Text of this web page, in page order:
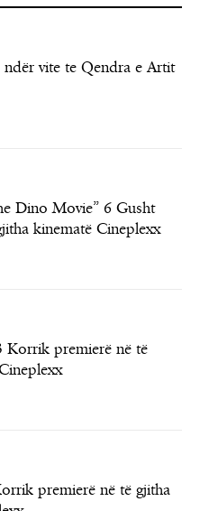
vite te Qendra e Artit
Dino Movie” 6 Gusht
kinematë Cineplexx
Korrik premierë në të
premierë në të gjitha